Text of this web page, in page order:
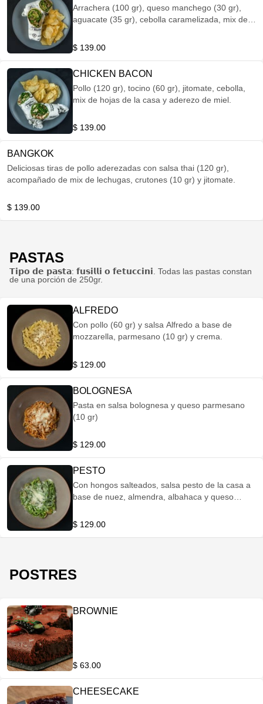
Arrachera (100 gr), queso manchego (30 gr),
aguacate (35 gr), cebolla caramelizada, mix de
$ 139.00
CHICKEN BACON
Pollo (120 gr), tocino (60 gr), jitomate, cebolla,
mix de hojas de la casa y aderezo de miel.
$ 139.00
BANGKOK
Deliciosas tiras de pollo aderezadas con salsa thai (120 gr),
acompañado de mix de lechugas, crutones (10 gr) y jitomate.
$ 139.00
PASTAS
𝗧𝗶𝗽𝗼 𝗱𝗲 𝗽𝗮𝘀𝘁𝗮: 𝗳𝘂𝘀𝗶𝗹𝗹𝗶 𝗼 𝗳𝗲𝘁𝘂𝗰𝗰𝗶𝗻𝗶. Todas las pastas constan
de una porción de 250gr.
ALFREDO
Con pollo (60 gr) y salsa Alfredo a base de
mozzarella, parmesano (10 gr) y crema.
$ 129.00
BOLOGNESA
Pasta en salsa bolognesa y queso parmesano
(10 gr)
$ 129.00
PESTO
Con hongos salteados, salsa pesto de la casa a
base de nuez, almendra, albahaca y queso
$ 129.00
POSTRES
BROWNIE
$ 63.00
CHEESECAKE